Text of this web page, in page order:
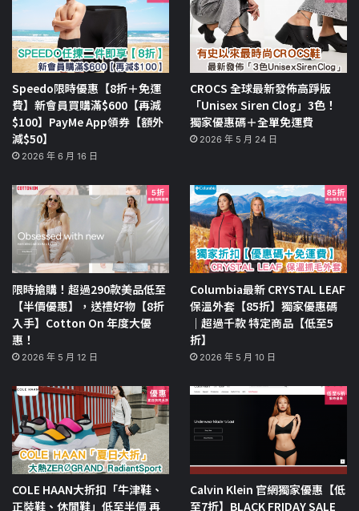
Speedo限時優惠【8折＋免運
費】新會員買購滿$600【再減
$100】PayMe App領券【額外
減$50】
2026 年 6 月 16 日
CROCS 全球最新發佈高踭版
「Unisex Siren Clog」3色！
獨家優惠碼＋全單免運費
2026 年 5 月 24 日
限時搶購！超過290款美品低至
【半價優惠】，送禮好物【8折
入手】Cotton On 年度大優
惠！
2026 年 5 月 12 日
Columbia最新 CRYSTAL LEAF
保溫外套【85折】獨家優惠碼
｜超過千款 特定商品【低至5
折】
2026 年 5 月 10 日
COLE HAAN大折扣「牛津鞋、
正裝鞋、休閒鞋」低至半價 再
Calvin Klein 官網獨家優惠【低
至7折】BLACK FRIDAY SALE